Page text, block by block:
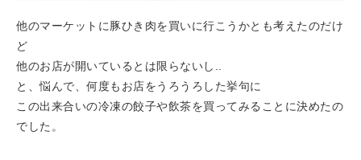
他のマーケットに豚ひき肉を買いに行こうかとも考えたのだけ
ど
他のお店が開いているとは限らないし..
と、悩んで、何度もお店をうろうろした挙句に
この出来合いの冷凍の餃子や飲茶を買ってみることに決めたの
でした。